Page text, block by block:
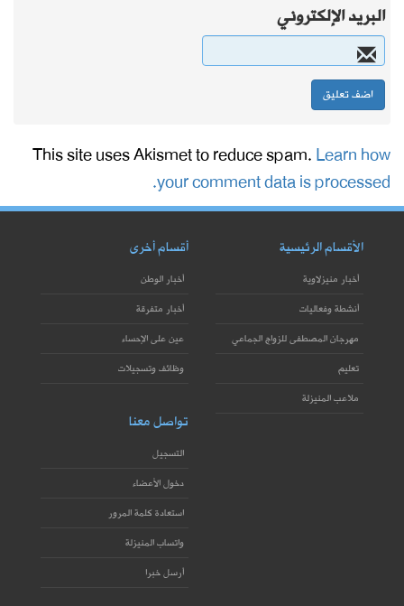
البريد الإلكتروني
This site uses Akismet to reduce spam.Learn how
your comment data is processed.
الأقسام الرئيسية
أخبار منيزلاوية
أنشطة وفعاليات
مهرجان المصطفى للزواج الجماعي
تعليم
ملاعب المنيزلة
أقسام أخرى
أخبار الوطن
أخبار متفرقة
عين على الإحساء
وظائف وتسجيلات
تواصل معنا
التسجيل
دخول الأعضاء
استعادة كلمة المرور
واتساب المنيزلة
أرسل خبرا